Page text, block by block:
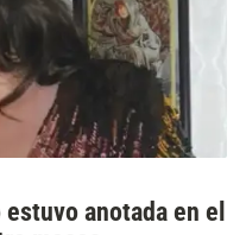
anotada en el